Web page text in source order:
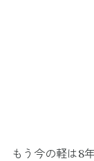
もう今の軽は8